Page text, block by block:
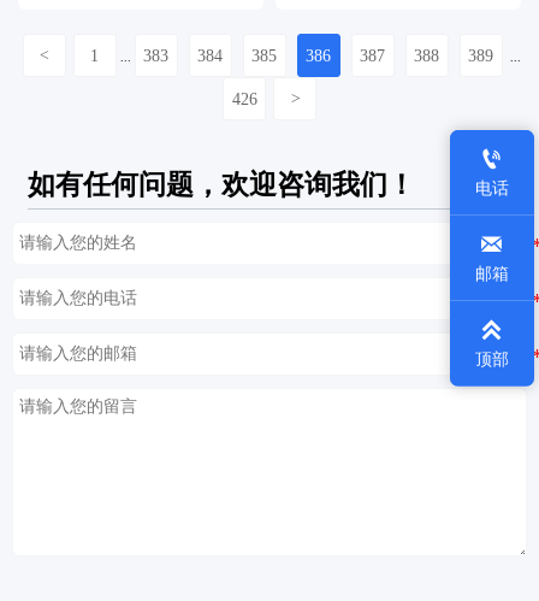
< 1 383 384 385 386 387 388 389
426 >
如有任何问题，欢迎咨询我们！

电话

邮箱

顶部